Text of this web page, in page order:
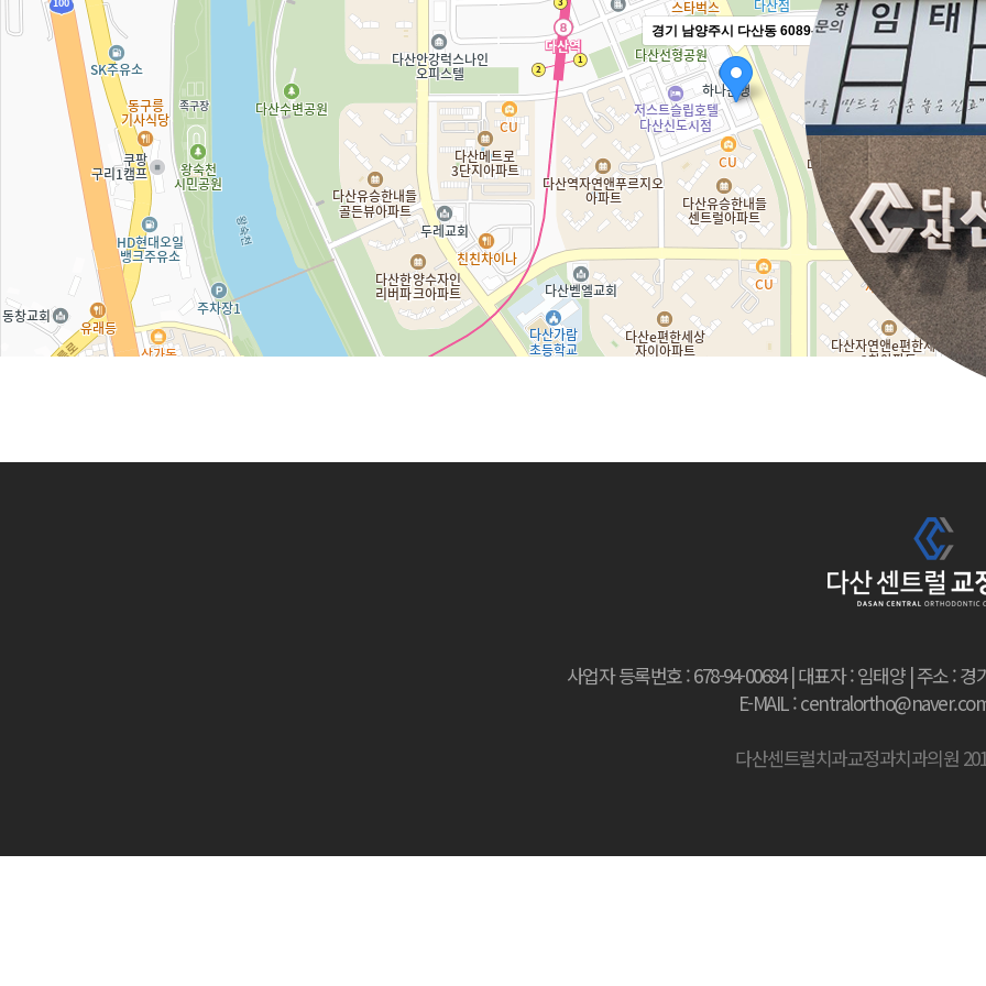
경기 남양주시 다산동 6089-3
사업자 등록번호 : 678-94-00684 | 대표자 : 임태양 | 주소 :
E-MAIL :
다산센트럴치과교정과치과의원